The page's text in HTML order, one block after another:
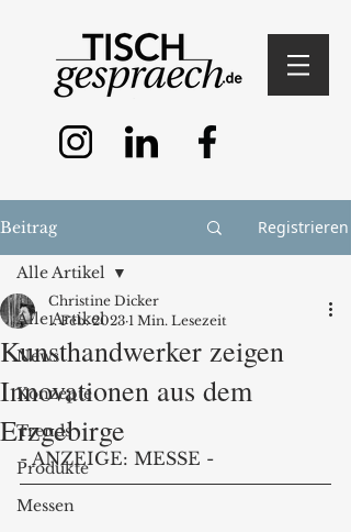
Beitrag Registrieren
Alle Artikel
News
Konzepte
Trends
Produkte
Messen
Alle Artikel
Kunsthandwerker zeigen
Innovationen aus dem
Erzgebirge
Christine Dicker
1. Feb. 2023 1 Min. Lesezeit
- ANZEIGE: MESSE -